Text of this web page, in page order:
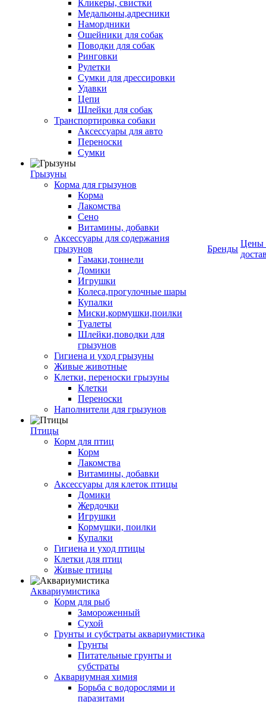
Кликеры, свистки
Медальоны,адресники
Намордники
Ошейники для собак
Поводки для собак
Ринговки
Рулетки
Сумки для дрессировки
Удавки
Цепи
Шлейки для собак
Транспортировка собаки
Аксессуары для авто
Переноски
Сумки
Грызуны
Корма для грызунов
Корма
Лакомства
Сено
Витамины, добавки
Аксессуары для содержания
грызунов
Гамаки,тоннели
Домики
Игрушки
Колеса,прогулочные шары
Купалки
Миски,кормушки,поилки
Туалеты
Шлейки,поводки для
грызунов
Гигиена и уход грызуны
Живые животные
Клетки, переноски грызуны
Клетки
Переноски
Наполнители для грызунов
Птицы
Корм для птиц
Корм
Лакомства
Витамины, добавки
Аксессуары для клеток птицы
Домики
Жердочки
Игрушки
Кормушки, поилки
Купалки
Гигиена и уход птицы
Клетки для птиц
Живые птицы
Аквариумистика
Корм для рыб
Замороженный
Сухой
Грунты и субстраты аквариумистика
Грунты
Питательные грунты и
субстраты
Аквариумная химия
Борьба с водорослями и
паразитами
Бренды
Цены